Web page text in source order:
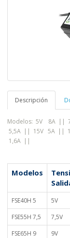
Descripción
Modelos: 5V 8A ||
5,5A || 15V 5A ||
1,6A ||
Modelos
FSE40H 5 5V
FSE55H 7,5
7,5V
FSE65H 9
9V